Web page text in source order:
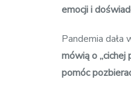
emocji i
Pandemia dała
mówią o „cichej
pomóc